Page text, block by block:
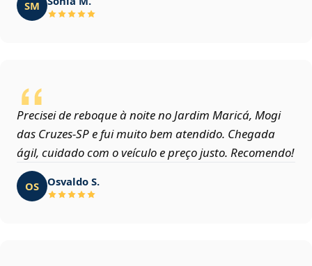
SM
Precisei de reboque à noite no Jardim Maricá, Mogi
das Cruzes‑SP e fui muito bem atendido. Chegada
ágil, cuidado com o veículo e preço justo. Recomendo!
OS Osvaldo S.